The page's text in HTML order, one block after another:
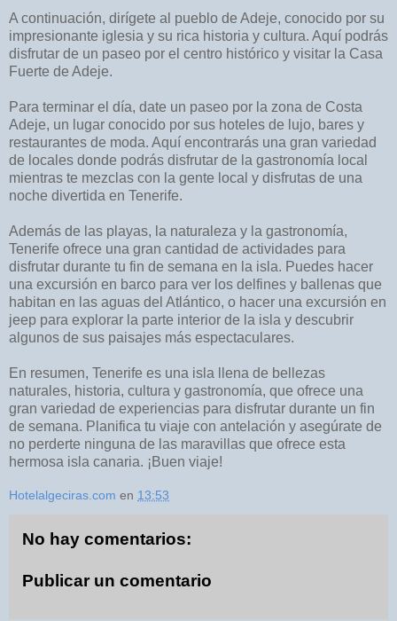
A continuación, dirígete al pueblo de Adeje, conocido por su
impresionante iglesia y su rica historia y cultura. Aquí podrás
disfrutar de un paseo por el centro histórico y visitar la Casa
Fuerte de Adeje.
Para terminar el día, date un paseo por la zona de Costa
Adeje, un lugar conocido por sus hoteles de lujo, bares y
restaurantes de moda. Aquí encontrarás una gran variedad
de locales donde podrás disfrutar de la gastronomía local
mientras te mezclas con la gente local y disfrutas de una
noche divertida en Tenerife.
Además de las playas, la naturaleza y la gastronomía,
Tenerife ofrece una gran cantidad de actividades para
disfrutar durante tu fin de semana en la isla. Puedes hacer
una excursión en barco para ver los delfines y ballenas que
habitan en las aguas del Atlántico, o hacer una excursión en
jeep para explorar la parte interior de la isla y descubrir
algunos de sus paisajes más espectaculares.
En resumen, Tenerife es una isla llena de bellezas
naturales, historia, cultura y gastronomía, que ofrece una
gran variedad de experiencias para disfrutar durante un fin
de semana. Planifica tu viaje con antelación y asegúrate de
no perderte ninguna de las maravillas que ofrece esta
hermosa isla canaria. ¡Buen viaje!
Hotelalgeciras.com en 13:53
No hay comentarios:
Publicar un comentario